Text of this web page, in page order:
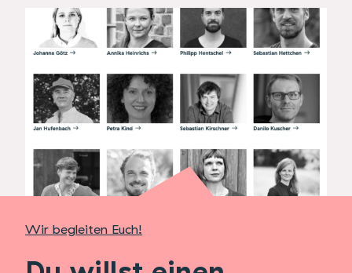
Wir begleiten Euch!